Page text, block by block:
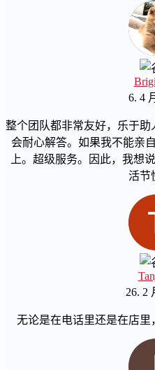
6. 4
整个团队都非常友好，乐于
会耐心解答。如果我不能亲
上。超级服务。因此，我想
活节
26. 2
无论是在电话里还是在店里